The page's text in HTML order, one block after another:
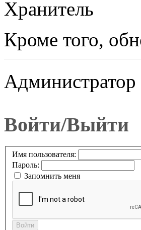
Хранитель
Кроме того,
Администратор
Войти/Выйти
Имя пользователя:
Пароль:
Запомнить меня
Войти